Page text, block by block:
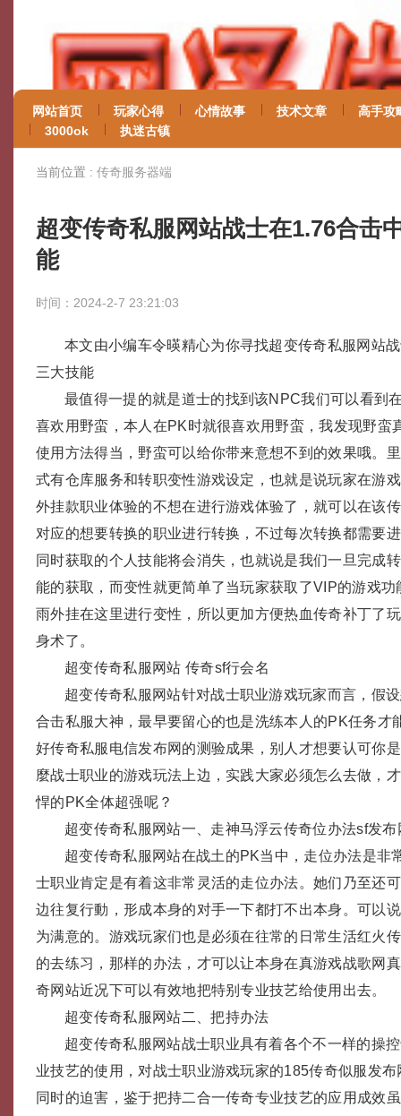
网站首页 玩家心得 心情故事 技术文章
高手攻
3000ok
执迷古镇
当前位置 : 传奇服务器端
超变传奇私服网站战士在1.76合击
能
时间：2024-2-7 23:21:03
本文由小编车令暎精心为你寻找超变传奇私服网站
三大技能
最值得一提的就是道士的找到该NPC我们可以看到
喜欢用野蛮，本人在PK时就很喜欢用野蛮，我发现野蛮
使用方法得当，野蛮可以给你带来意想不到的效果哦。
式有仓库服务和转职变性游戏设定，也就是说玩家在游
外挂款职业体验的不想在进行游戏体验了，就可以在该
对应的想要转换的职业进行转换，不过每次转换都需要
同时获取的个人技能将会消失，也就说是我们一旦完成
能的获取，而变性就更简单了当玩家获取了VIP的游戏
雨外挂在这里进行变性，所以更加方便热血传奇补丁了
身术了。
超变传奇私服网站 传奇sf行会名
超变传奇私服网站针对战士职业游戏玩家而言，假
合击私服大神，最早要留心的也是洗练本人的PK任务才
好传奇私服电信发布网的测验成果，别人才想要认可你
麼战士职业的游戏玩法上边，实践大家必须怎么去做，
悍的PK全体超强呢？
超变传奇私服网站一、走神马浮云传奇位办法sf发布
超变传奇私服网站在战土的PK当中，走位办法是非
士职业肯定是有着这非常灵活的走位办法。她们乃至还
边往复行動，形成本身的对手一下都打不出本身。可以
为满意的。游戏玩家们也是必须在往常的日常生活红火
的去练习，那样的办法，才可以让本身在真游戏战歌网
奇网站近况下可以有效地把特别专业技艺给使用出去。
超变传奇私服网站二、把持办法
超变传奇私服网站战士职业具有着各个不一样的操
业技艺的使用，对战士职业游戏玩家的185传奇似服发
同时的迫害，鉴于把持二合一传奇专业技艺的应用成效